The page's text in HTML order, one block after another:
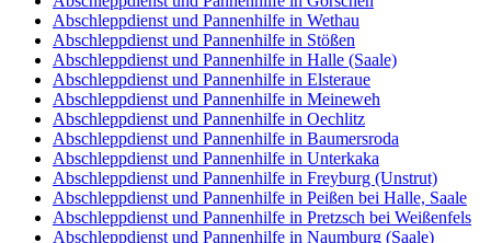
Abschleppdienst und Pannenhilfe in Wethau
Abschleppdienst und Pannenhilfe in Stößen
Abschleppdienst und Pannenhilfe in Halle (Saale)
Abschleppdienst und Pannenhilfe in Elsteraue
Abschleppdienst und Pannenhilfe in Meineweh
Abschleppdienst und Pannenhilfe in Oechlitz
Abschleppdienst und Pannenhilfe in Baumersroda
Abschleppdienst und Pannenhilfe in Unterkaka
Abschleppdienst und Pannenhilfe in Freyburg (Unstrut)
Abschleppdienst und Pannenhilfe in Peißen bei Halle, Saale
Abschleppdienst und Pannenhilfe in Pretzsch bei Weißenfels
Abschleppdienst und Pannenhilfe in Naumburg (Saale)